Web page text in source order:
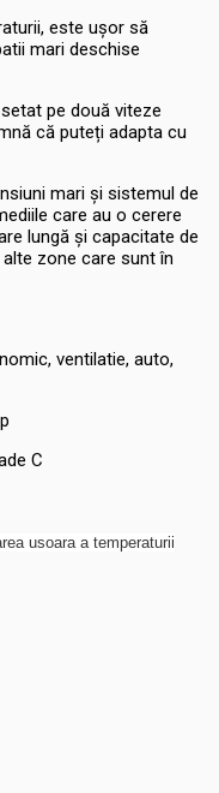
este ușor să
mari deschise
pe două viteze
că puteți adapta cu
mari și sistemul de
care au o cerere
lungă și capacitate de
zone care sunt în
ventilatie, auto,
C
usoara a temperaturii